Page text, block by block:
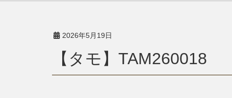
2026年5月19日
【タモ】TAM260018